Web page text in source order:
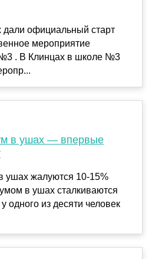
официальный старт
мероприятие
. В Клинцах в школе №3
в ушах — впервые
ушах жалуются 10-15%
в ушах сталкиваются
одного из десяти человек